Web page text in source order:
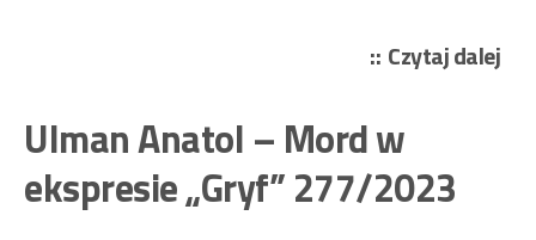
Czytaj dalej
Ulman Anatol – Mord w
ekspresie „Gryf” 277/2023